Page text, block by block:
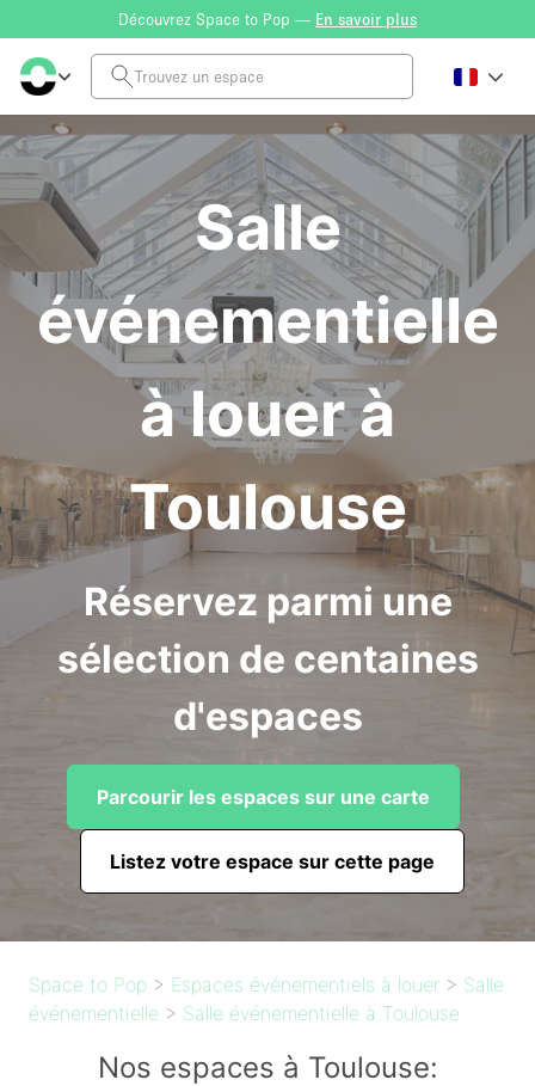
Découvrez Space to Pop — En savoir plus
Salle
événementielle
à louer à
Toulouse
Réservez parmi une
sélection de centaines
d'espaces
Parcourir les espaces sur une carte
Listez votre espace sur cette page
Space to Pop > Espaces événementiels à louer > Salle
événementielle > Salle événementielle à Toulouse
Nos espaces à Toulouse: